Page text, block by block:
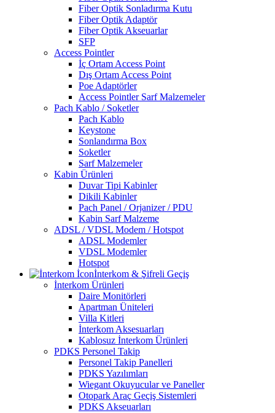
Fiber Optik Sonladırma Kutu
Fiber Optik Adaptör
Fiber Optik Akseuarlar
SFP
Access Pointler
İç Ortam Access Point
Dış Ortam Access Point
Poe Adaptörler
Access Pointler Sarf Malzemeler
Pach Kablo / Soketler
Pach Kablo
Keystone
Sonlandırma Box
Soketler
Sarf Malzemeler
Kabin Ürünleri
Duvar Tipi Kabinler
Dikili Kabinler
Pach Panel / Orjanizer / PDU
Kabin Sarf Malzeme
ADSL / VDSL Modem / Hotspot
ADSL Modemler
VDSL Modemler
Hotspot
İnterkom & Şifreli Geçiş
İnterkom Ürünleri
Daire Monitörleri
Apartman Üniteleri
Villa Kitleri
İnterkom Aksesuarları
Kablosuz İnterkom Ürünleri
PDKS Personel Takip
Personel Takip Panelleri
PDKS Yazılımları
Wiegant Okuyucular ve Paneller
Otopark Araç Geçiş Sistemleri
PDKS Akseuarları